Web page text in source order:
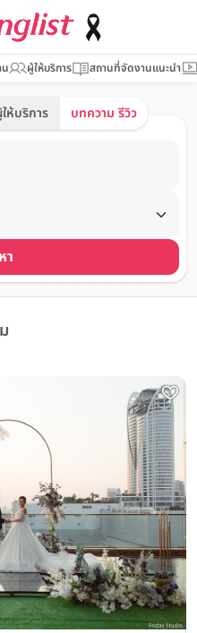
ผู้ให้บริการ สถานที่จัดงานแนะนำ
ห้บริการ บทความ รีวิว
า